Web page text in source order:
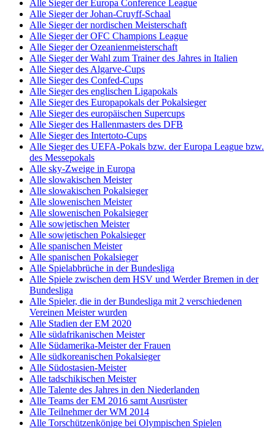
Alle Sieger der Europa Conference League
Alle Sieger der Johan-Cruyff-Schaal
Alle Sieger der nordischen Meisterschaft
Alle Sieger der OFC Champions League
Alle Sieger der Ozeanienmeisterschaft
Alle Sieger der Wahl zum Trainer des Jahres in Italien
Alle Sieger des Algarve-Cups
Alle Sieger des Confed-Cups
Alle Sieger des englischen Ligapokals
Alle Sieger des Europapokals der Pokalsieger
Alle Sieger des europäischen Supercups
Alle Sieger des Hallenmasters des DFB
Alle Sieger des Intertoto-Cups
Alle Sieger des UEFA-Pokals bzw. der Europa League bzw.
des Messepokals
Alle sky-Zweige in Europa
Alle slowakischen Meister
Alle slowakischen Pokalsieger
Alle slowenischen Meister
Alle slowenischen Pokalsieger
Alle sowjetischen Meister
Alle sowjetischen Pokalsieger
Alle spanischen Meister
Alle spanischen Pokalsieger
Alle Spielabbrüche in der Bundesliga
Alle Spiele zwischen dem HSV und Werder Bremen in der
Bundesliga
Alle Spieler, die in der Bundesliga mit 2 verschiedenen
Vereinen Meister wurden
Alle Stadien der EM 2020
Alle südafrikanischen Meister
Alle Südamerika-Meister der Frauen
Alle südkoreanischen Pokalsieger
Alle Südostasien-Meister
Alle tadschikischen Meister
Alle Talente des Jahres in den Niederlanden
Alle Teams der EM 2016 samt Ausrüster
Alle Teilnehmer der WM 2014
Alle Torschützenkönige bei Olympischen Spielen